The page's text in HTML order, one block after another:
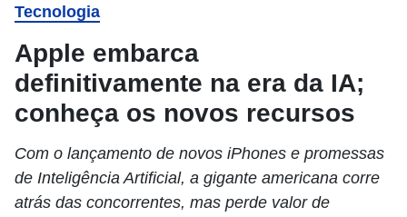
Tecnologia
Apple embarca
definitivamente na era da IA;
conheça os novos recursos
Com o lançamento de novos iPhones e promessas
de Inteligência Artificial, a gigante americana corre
atrás das concorrentes, mas perde valor de